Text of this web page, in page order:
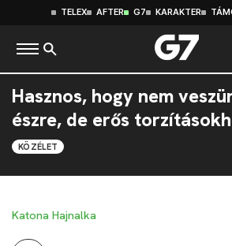
TELEX AFTER G7 KARAKTER
Hasznos, hogy nem
észre, de erős
KÖZÉLET
Katona Hajnalka